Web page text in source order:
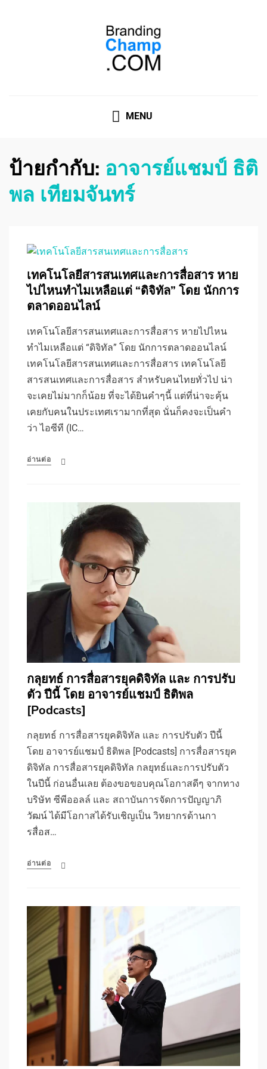
MENU
ป้ายกำกับ: อาจารย์แชมป์ ธิติ
พล เทียมจันทร์
เทคโนโลยีสารสนเทศและการสื่อสาร หาย
ไปไหนทำไมเหลือแต่ “ดิจิทัล” โดย นักการ
ตลาดออนไลน์
เทคโนโลยีสารสนเทศและการสื่อสาร หายไปไหน
ทำไมเหลือแต่ “ดิจิทัล” โดย นักการตลาดออนไลน์
เทคโนโลยีสารสนเทศและการสื่อสาร เทคโนโลยี
สารสนเทศและการสื่อสาร สำหรับคนไทยทั่วไป น่า
จะเคยไม่มากก็น้อย ที่จะได้ยินคำๆนี้ แต่ที่น่าจะคุ้น
เคยกับคนในประเทศเรามากที่สุด นั่นก็คงจะเป็นคำ
ว่า ไอซีที (IC…
อ่านต่อ
กลุยทธ์ การสื่อสารยุคดิจิทัล และ การปรับ
ตัว ปีนี้ โดย อาจารย์แชมป์ ธิติพล
[Podcasts]
กลุยทธ์ การสื่อสารยุคดิจิทัล และ การปรับตัว ปีนี้
โดย อาจารย์แชมป์ ธิติพล [Podcasts] การสื่อสารยุค
ดิจิทัล การสื่อสารยุคดิจิทัล กลยุทธ์และการปรับตัว
ในปีนี้ ก่อนอื่นเลย ต้องขอขอบคุณโอกาสดีๆ จากทาง
บริษัท ซีพีออลล์ และ สถาบันการจัดการปัญญาภิ
วัฒน์ ได้มีโอกาสได้รับเชิญเป็น วิทยากรด้านกา
รสื่อส…
อ่านต่อ